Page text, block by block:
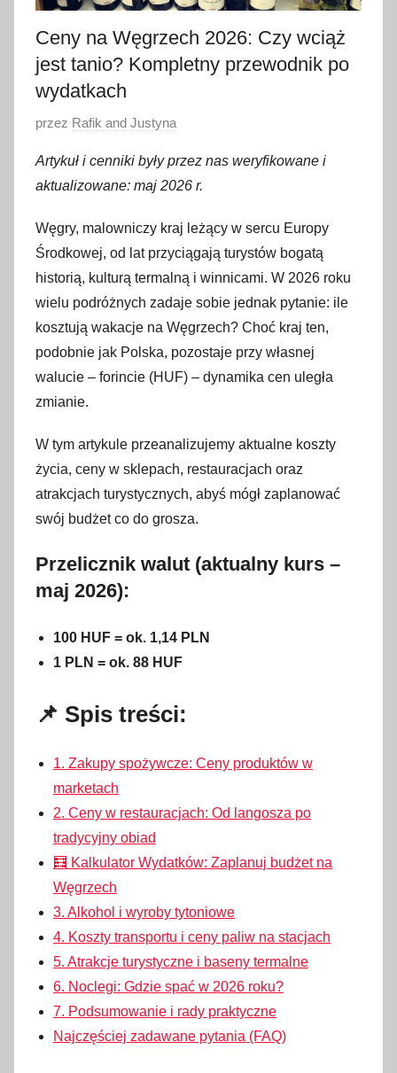
Ceny na Węgrzech 2026: Czy wciąż
jest tanio? Kompletny przewodnik po
wydatkach
O
u
b
k
o
w
a
n
o
2
m
a
j
a
0
2
przez Rafik and Justyna
Artykuł i cenniki były przez nas weryfikowane i
aktualizowane: maj 2026 r.
Węgry, malowniczy kraj leżący w sercu Europy
Środkowej, od lat przyciągają turystów bogatą
historią, kulturą termalną i winnicami. W 2026 roku
wielu podróżnych zadaje sobie jednak pytanie: ile
kosztują wakacje na Węgrzech? Choć kraj ten,
podobnie jak Polska, pozostaje przy własnej
walucie – forincie (HUF) – dynamika cen uległa
zmianie.
W tym artykule przeanalizujemy aktualne koszty
życia, ceny w sklepach, restauracjach oraz
atrakcjach turystycznych, abyś mógł zaplanować
swój budżet co do grosza.
Przelicznik walut (aktualny kurs –
maj 2026):
100 HUF = ok. 1,14 PLN
1 PLN = ok. 88 HUF
📌 Spis treści:
1. Zakupy spożywcze: Ceny produktów w
marketach
2. Ceny w restauracjach: Od langosza po
tradycyjny obiad
🧮 Kalkulator Wydatków: Zaplanuj budżet na
Węgrzech
3. Alkohol i wyroby tytoniowe
4. Koszty transportu i ceny paliw na stacjach
5. Atrakcje turystyczne i baseny termalne
6. Noclegi: Gdzie spać w 2026 roku?
7. Podsumowanie i rady praktyczne
Najczęściej zadawane pytania (FAQ)